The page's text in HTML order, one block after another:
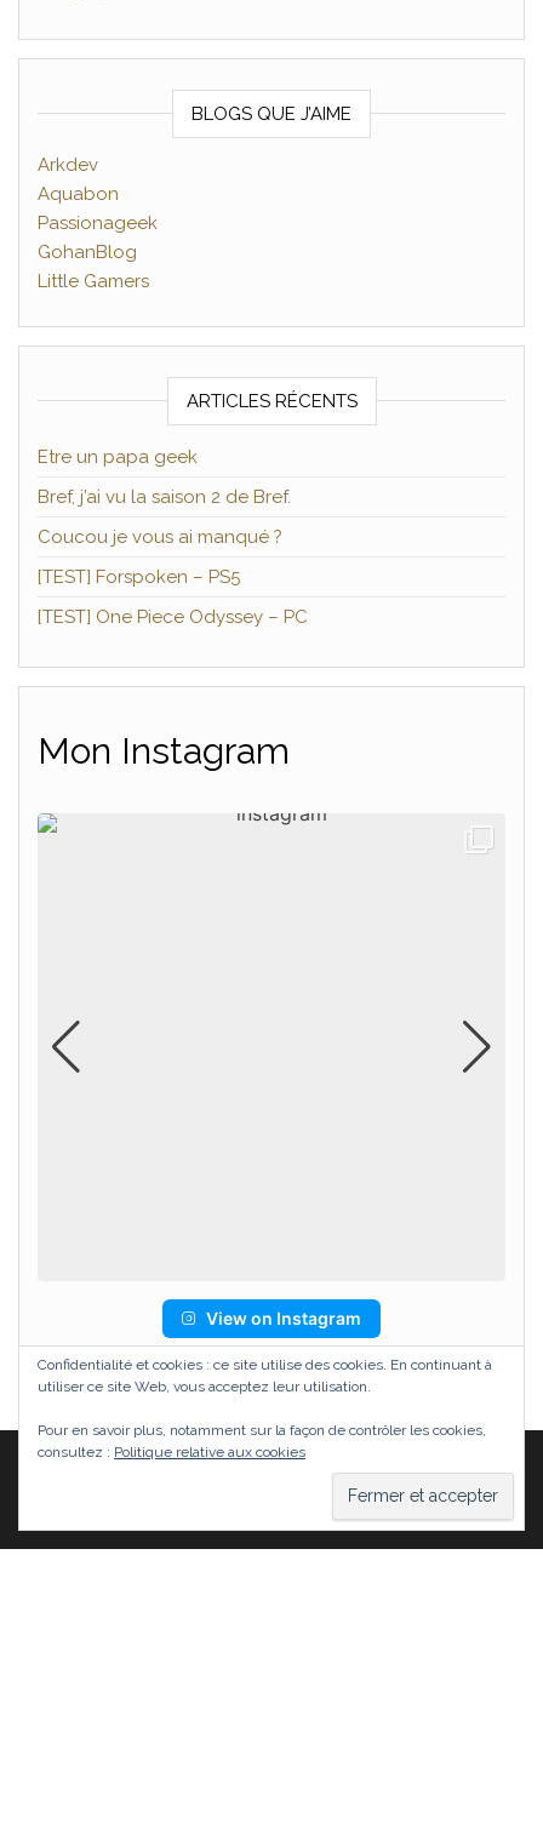
BLOGS QUE J’AIME
Arkdev
Aquabon
Passionageek
GohanBlog
Little Gamers
ARTICLES RÉCENTS
Etre un papa geek
Bref, j’ai vu la saison 2 de Bref.
Coucou je vous ai manqué ?
[TEST] Forspoken – PS5
[TEST] One Piece Odyssey – PC
Mon Instagram
View on Instagram
WordPress |Thème :Head
Confidentialité et cookies : ce site utilise des cookies. En continuant à
utiliser ce site Web, vous acceptez leur utilisation.
Pour en savoir plus, notamment sur la façon de contrôler les cookies,
consultez : Politique relative aux cookies